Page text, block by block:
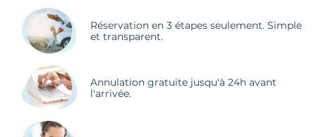
Réservation en 3 étapes seulement. Simple
et transparent.
Annulation gratuite jusqu'à 24h avant
l'arrivée.